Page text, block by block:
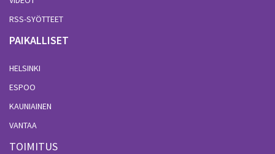
RSS-SYÖTTEET
PAIKALLISET
HELSINKI
ESPOO
KAUNIAINEN
VANTAA
TOIMITUS